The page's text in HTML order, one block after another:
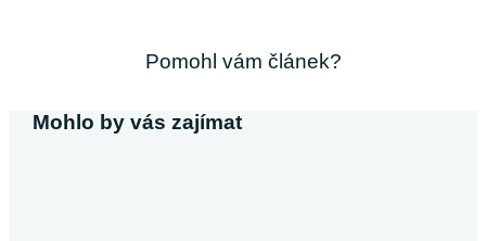
Pomohl vám článek?
Mohlo by vás zajímat